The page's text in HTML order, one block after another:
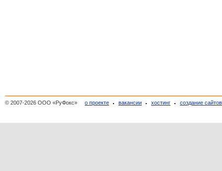
© 2007-2026 ООО «РуФокс» о проекте вакансии хостинг создание сайтов